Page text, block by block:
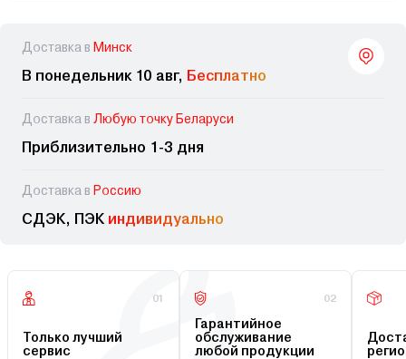
Доставка в Минск
В понедельник 10 авг, Бесплатно
Доставка в Любую точку Беларуси
Приблизительно 1-3 дня
Доставка в Россию
СДЭК, ПЭК индивидуально
01
Только лучший
сервис
02
Гарантийное
обслуживание
любой продукции